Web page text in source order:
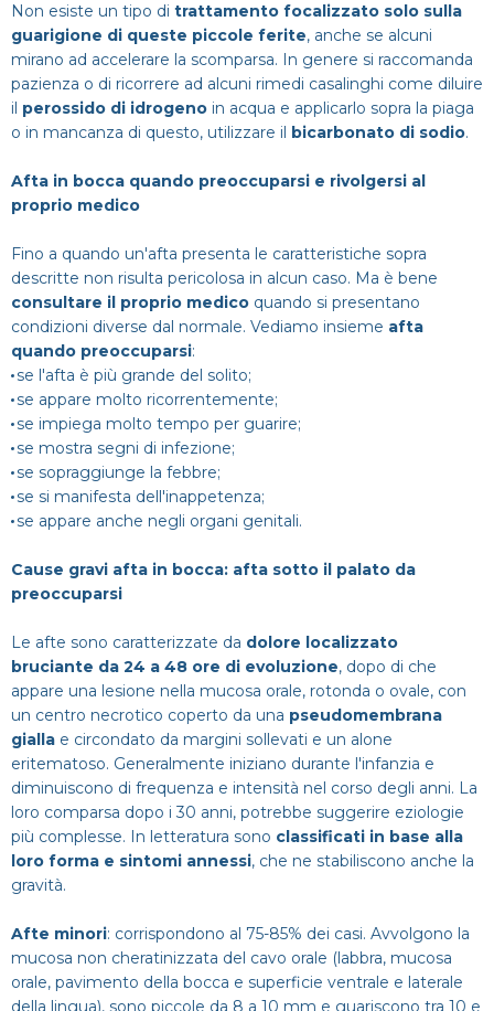
Non esiste un tipo di trattamento focalizzato solo sulla
guarigione di queste piccole ferite, anche se alcuni
mirano ad accelerare la scomparsa. In genere si raccomanda
pazienza o di ricorrere ad alcuni rimedi casalinghi come diluire
il perossido di idrogeno in acqua e applicarlo sopra la piaga
o in mancanza di questo, utilizzare il bicarbonato di sodio.
Afta in bocca quando preoccuparsi e rivolgersi al
proprio medico
Fino a quando un'afta presenta le caratteristiche sopra
descritte non risulta pericolosa in alcun caso. Ma è bene
consultare il proprio medico quando si presentano
condizioni diverse dal normale. Vediamo insieme afta
quando preoccuparsi:
se l'afta è più grande del solito;
se appare molto ricorrentemente;
se impiega molto tempo per guarire;
se mostra segni di infezione;
se sopraggiunge la febbre;
se si manifesta dell'inappetenza;
se appare anche negli organi genitali.
Cause gravi afta in bocca: afta sotto il palato da
preoccuparsi
Le afte sono caratterizzate da dolore localizzato
bruciante da 24 a 48 ore di evoluzione, dopo di che
appare una lesione nella mucosa orale, rotonda o ovale, con
un centro necrotico coperto da una pseudomembrana
gialla e circondato da margini sollevati e un alone
eritematoso. Generalmente iniziano durante l'infanzia e
diminuiscono di frequenza e intensità nel corso degli anni. La
loro comparsa dopo i 30 anni, potrebbe suggerire eziologie
più complesse. In letteratura sono classificati in base alla
loro forma e sintomi annessi, che ne stabiliscono anche la
gravità.
Afte minori: corrispondono al 75-85% dei casi. Avvolgono la
mucosa non cheratinizzata del cavo orale (labbra, mucosa
orale, pavimento della bocca e superficie ventrale e laterale
della lingua), sono piccole da 8 a 10 mm e guariscono tra 10 e